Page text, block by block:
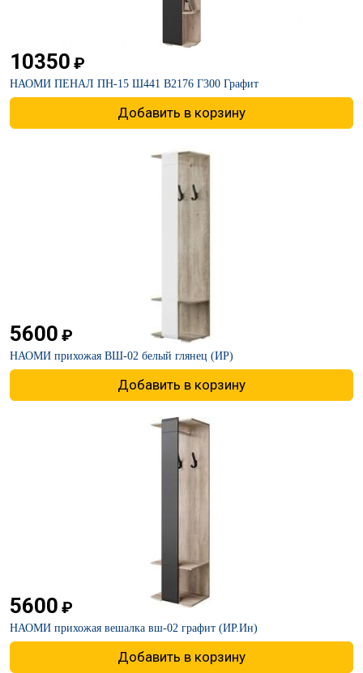
10350 ₽
НАОМИ ПЕНАЛ ПН-15 Ш441 В2176 Г300 Графит
Добавить в корзину
5600 ₽
НАОМИ прихожая ВШ-02 белый глянец (ИР)
Добавить в корзину
5600 ₽
НАОМИ прихожая вешалка вш-02 графит (ИР.Ин)
Добавить в корзину